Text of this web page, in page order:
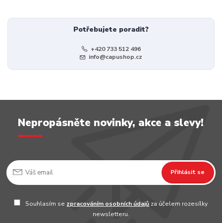
Potřebujete poradit?
+420 733 512 496
info@capushop.cz
Nepropásněte novinky, akce a slevy!
Přihlásit se
Souhlasím se zpracováním osobních údajů za účelem rozesílky
newsletteru.